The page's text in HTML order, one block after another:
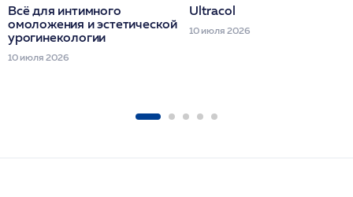
Всё для интимного
омоложения и эстетической
урогинекологии
10 июля 2026
Ultracol
10 июля 2026